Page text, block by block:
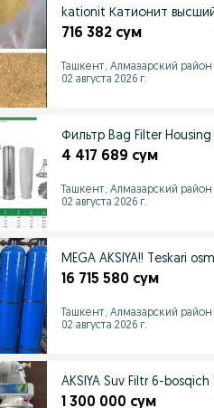
kationit Катионит
716 382 сум
Ташкент, Алмазарский район
02 августа 2026 г.
Фильтр Bag Filter
4 417 689 сум
Ташкент, Алмазарский район
02 августа 2026 г.
MEGA AKSIYA!! Teskari
16 715 580 сум
Ташкент, Алмазарский район
02 августа 2026 г.
AKSIYA Suv Filtr 6-
1 300 000 сум